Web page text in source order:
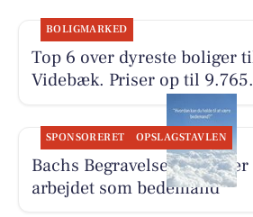
BOLIGMARKED
Top 6 over dyreste boliger
Videbæk. Priser op til
SPONSORERET OPSLAGSTAVLEN
Bachs Begravelser
arbejdet som bedemand